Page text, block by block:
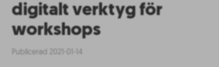
digitalt verktyg för
workshops
Publicerad 2021-01-14